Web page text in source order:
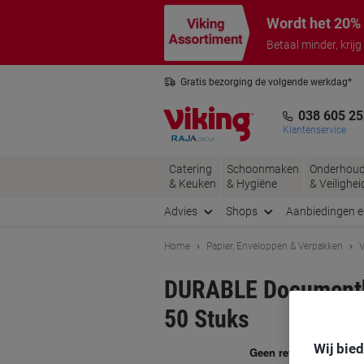
Wordt het
Betaal minder,
Gratis bezorging de volgende werkdag*
038 605
Klantenservice
Catering
& Keuken
Schoonmaken
& Hygiëne
Onderhoud
&
Advies Shops Aanbiedingen
Home Papier, Enveloppen & Verpakken
DURABLE
50 Stuks
Wij